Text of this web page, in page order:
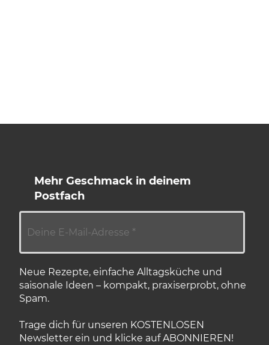
Mehr Geschmack in deinem
Postfach
Neue Rezepte, einfache Alltagsküche und
saisonale Ideen – kompakt, praxiserprobt, ohne
Spam.
Trage dich für unseren KOSTENLOSEN
Newsletter ein und klicke auf ABONNIEREN!